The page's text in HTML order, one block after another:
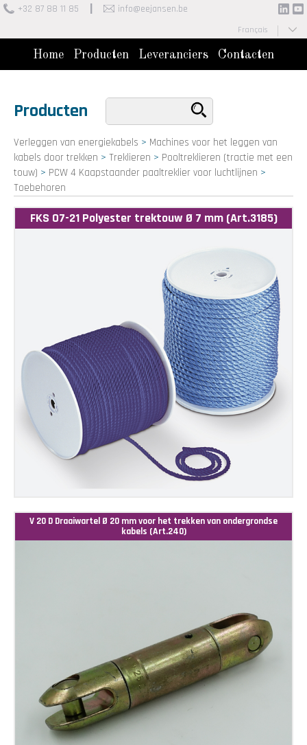
+32 87 88 11 85 info@eejansen.be
Français
Nederlands
Home Producten Leveranciers Contacten
Producten
Verleggen van energiekabels > Machines voor het leggen van
kabels door trekken > Treklieren > Pooltreklieren (tractie met een
touw) > PCW 4 Kaapstaander paaltreklier voor luchtlijnen >
Toebehoren
FKS 07-21 Polyester trektouw Ø 7 mm (Art.3185)
V 20 D Draaiwartel Ø 20 mm voor het trekken van ondergrondse
kabels (Art.240)